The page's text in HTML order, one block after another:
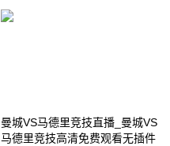
曼城VS马德里竞技直播_曼城VS
马德里竞技高清免费观看无插件